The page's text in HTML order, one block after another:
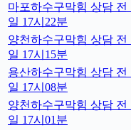
마포하수구막힘 상담 전
일 17시22분
양천하수구막힘 상담 전
일 17시15분
용산하수구막힘 상담 전
일 17시08분
양천하수구막힘 상담 전
일 17시01분